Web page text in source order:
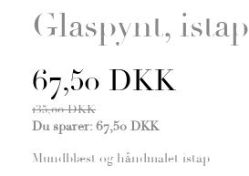
Glaspynt, istap
67,50 DKK
135,00 DKK
Du sparer: 67,50 DKK
Mundblæst og håndmalet istap